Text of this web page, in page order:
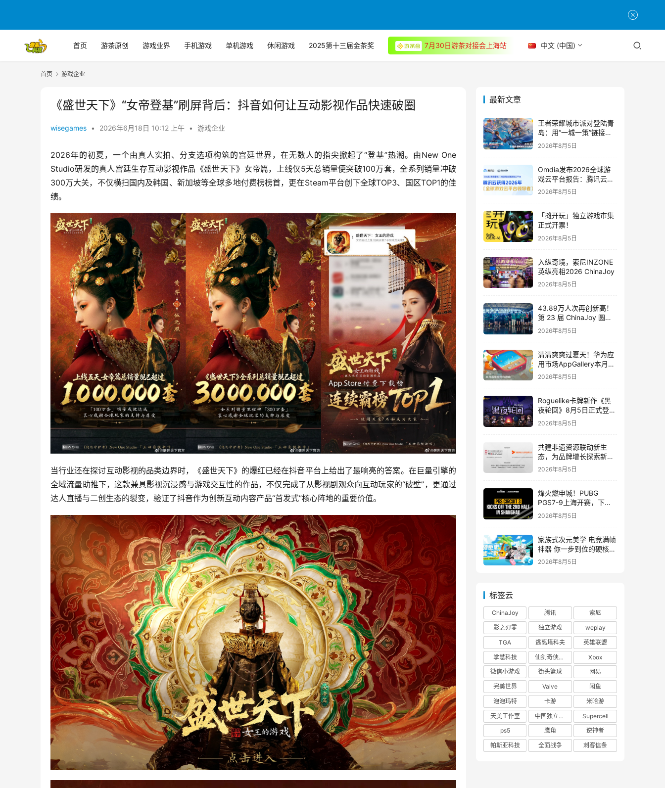
首页 游茶原创 游戏业界 手机游戏 单机游戏 休闲游戏 2025第十三届金茶奖 7月30日游茶对接会上海站 中文 (中国)
首页 游戏企业
《盛世天下》“女帝登基”刷屏背后：抖音如何让互动影视作品快速破圈
wisegames • 2026年6月18日 10:12 上午 • 游戏企业
2026年的初夏，一个由真人实拍、分支选项构筑的宫廷世界，在无数人的指尖掀起了“登基”热潮。由New One
Studio研发的真人宫廷生存互动影视作品《盛世天下》女帝篇，上线仅5天总销量便突破100万套，全系列销量冲破
300万大关，不仅横扫国内及韩国、新加坡等全球多地付费榜榜首，更在Steam平台创下全球TOP3、国区TOP1的佳
绩。
当行业还在探讨互动影视的品类边界时，《盛世天下》的爆红已经在抖音平台上给出了最响亮的答案。在巨量引擎的
全域流量助推下，这款兼具影视沉浸感与游戏交互性的作品，不仅完成了从影视剧观众向互动玩家的“破壁”，更通过
达人直播与二创生态的裂变，验证了抖音作为创新互动内容产品“首发式”核心阵地的重要价值。
最新文章
王者荣耀城市派对登陆青
岛：用“一城一策”链接海
洋场景，以双向奔赴带动
夏日文旅
2026年8月5日
Omdia发布2026全球游
戏云平台报告：腾讯云连
续两年入选“领导者”象限
2026年8月5日
「摊开玩」独立游戏市集
正式开票！
2026年8月5日
入纵奇境，索尼INZONE
英纵亮相2026 ChinaJoy
2026年8月5日
43.89万人次再创新高！
第 23 届 ChinaJoy 圆满
落幕：感谢有你，共赴这
场“与 AI 同游”的盛夏之约
2026年8月5日
清清爽爽过夏天！华为应
用市场AppGallery本月最
佳上新，款款提升幸福感
2026年8月5日
Roguelike卡牌新作《黑
夜轮回》8月5日正式登陆
Steam，首发9折优惠开
2026年8月5日
共建非遗资源联动新生
态，为品牌增长探索新路
径
2026年8月5日
烽火燃申城！PUBG
PGS7-9上海开赛，下半
赛季正式打响！
2026年8月5日
家族式次元美学 电竞满帧
神器 你一步到位的硬核之
选
2026年8月5日
标签云
ChinaJoy 腾讯
索尼
影之刃零
独立游戏
weplay
TGA
逃离塔科夫
英雄联盟
掌慧科技
仙剑奇侠传四
Xbox
微信小游戏
街头篮球
网易
完美世界
Valve
闲鱼
泡泡玛特
卡游
米哈游
天美工作室
中国独立游戏联盟
Supercell
ps5
鹰角
逆神者
帕斯亚科技
全面战争 刺客信条